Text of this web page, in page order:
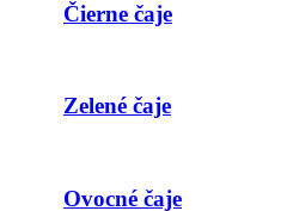
Čierne čaje
Zelené čaje
Ovocné čaje